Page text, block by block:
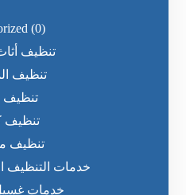
(0)
تنظيف
تنظيف
تنظيف
تنظيف
تنظيف
خدمات التنظيف
خدمات غسيل